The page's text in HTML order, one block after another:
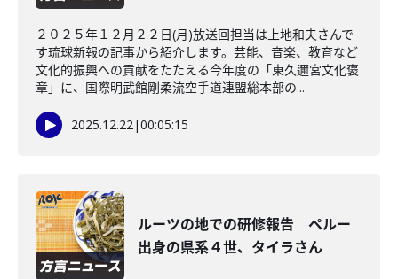
２０２５年１２月２２日(月)放送回担当は上地和夫さんで
す琉球新報の記事から紹介します。芸能、音楽、教育など
文化的振興への貢献をたたえる今年度の「東久邇宮文化褒
章」に、国際明武館剛柔流空手道連盟総本部の...
2025.12.22|00:05:15
ルーツの地での研修報告 ペルー
出身の県系４世、タイラさん